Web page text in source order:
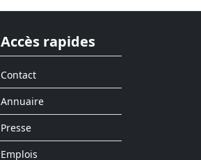
Accès rapides
Contact
Annuaire
Presse
Emplois